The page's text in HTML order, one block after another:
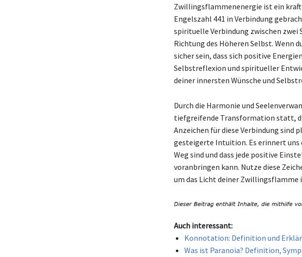
Zwillingsflammenenergie ist ein
Engelszahl 441 in Verbindung
spirituelle Verbindung zwischen zwei
Richtung des Höheren Selbst. Wenn
sicher sein, dass sich positive
Selbstreflexion und spiritueller
deiner innersten Wünsche und
Durch die Harmonie und
tiefgreifende Transformation statt,
Anzeichen für diese Verbindung sind
gesteigerte Intuition. Es erinnert uns
Weg sind und dass jede positive
voranbringen kann. Nutze diese
um das Licht deiner Zwillingsflamme
Auch interessant:
Konnotation: Definition und
Was ist Paranoia? Definition,